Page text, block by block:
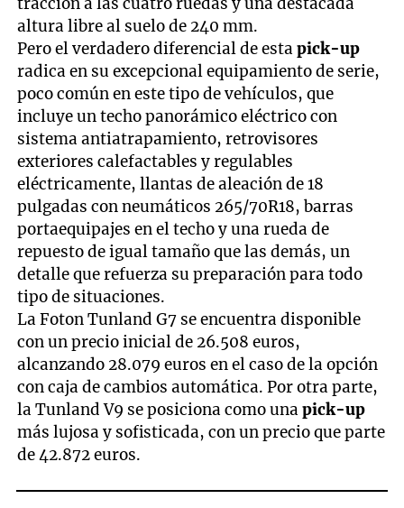
tracción a las cuatro ruedas y una destacada
altura libre al suelo de 240 mm.
Pero el verdadero diferencial de estapick-up
radica en su excepcional equipamiento de serie,
poco común en este tipo de vehículos, que
incluye un techo panorámico eléctrico con
sistema antiatrapamiento, retrovisores
exteriores calefactables y regulables
eléctricamente, llantas de aleación de 18
pulgadas con neumáticos 265/70R18, barras
portaequipajes en el techo y una rueda de
repuesto de igual tamaño que las demás, un
detalle que refuerza su preparación para todo
tipo de situaciones.
La Foton Tunland G7 se encuentra disponible
con un precio inicial de 26.508 euros,
alcanzando 28.079 euros en el caso de la opción
con caja de cambios automática. Por otra parte,
la Tunland V9 se posiciona como unapick-up
más lujosa y sofisticada, con un precio que parte
de 42.872 euros.